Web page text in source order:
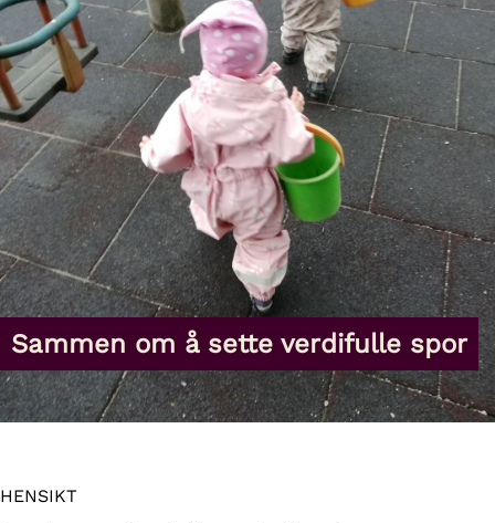
Kontakt
INFORMASJON
Visjon
Mine sider
Sammen om å sette verdifulle spor
HENSIKT